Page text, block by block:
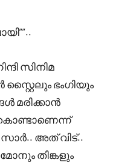
സിനിമ
ഭംഗിയും
മരിക്കാൻ
സാർ.. അത് വിട്..
തിങ്കളും